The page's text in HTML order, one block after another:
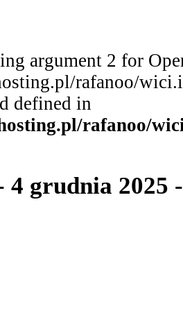
argument 2 for
rafanoo/
defined in
rafanoo/
4 grudnia 2025